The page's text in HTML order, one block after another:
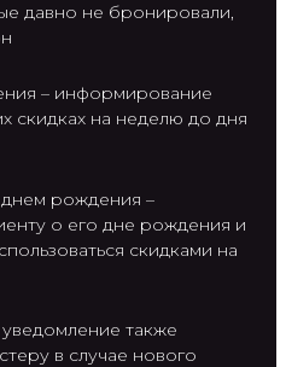
давно не бронировали,
– информирование
скидках на неделю до дня
рождения –
о его дне рождения и
скидками на
также
в случае нового